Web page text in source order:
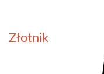
Złotnik